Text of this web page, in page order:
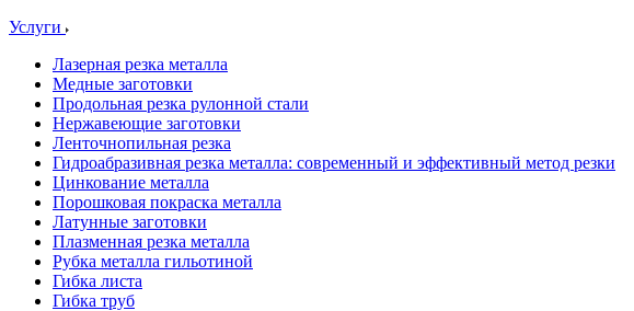
Услуги
Лазерная резка металла
Медные заготовки
Продольная резка рулонной стали
Нержавеющие заготовки
Ленточнопильная резка
Гидроабразивная резка металла: современный и эффективный метод резки
Цинкование металла
Порошковая покраска металла
Латунные заготовки
Плазменная резка металла
Рубка металла гильотиной
Гибка листа
Гибка труб